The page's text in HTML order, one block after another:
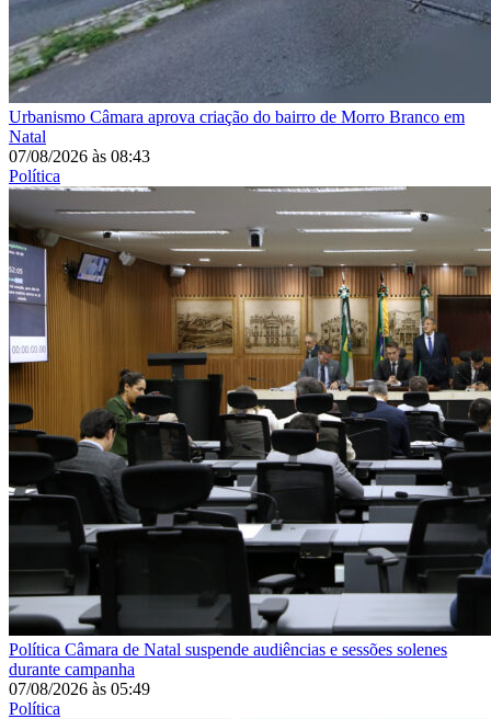
Urbanismo Câmara aprova criação do bairro de Morro Branco em
Natal
07/08/2026 às 08:43
Política
Política Câmara de Natal suspende audiências e sessões solenes
durante campanha
07/08/2026 às 05:49
Política